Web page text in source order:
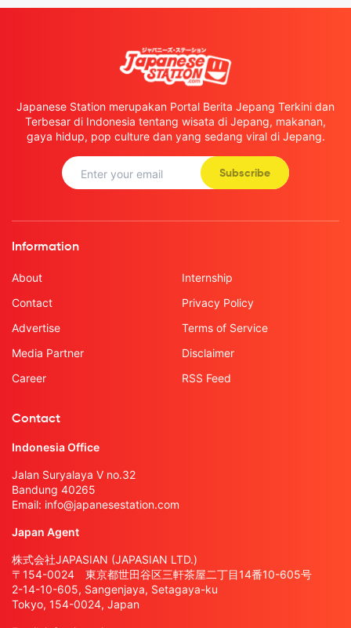
Japanese Station merupakan Portal Berita Jepang Terkini dan
Terbesar di Indonesia tentang wisata di Jepang, makanan,
gaya hidup, pop culture dan yang sedang viral di Jepang.
Subscribe
Information
About
Contact
Advertise
Media Partner
Career
Internship
Privacy Policy
Terms of Service
Disclaimer
RSS Feed
Contact
Indonesia Office
Jalan Suryalaya V no.32
Bandung 40265
Email: info@japanesestation.com
Japan Agent
株式会社JAPASIAN (JAPASIAN LTD.)
〒154-0024 東京都世田谷区三軒茶屋二丁目14番10-605号
2-14-10-605, Sangenjaya, Setagaya-ku
Tokyo, 154-0024, Japan